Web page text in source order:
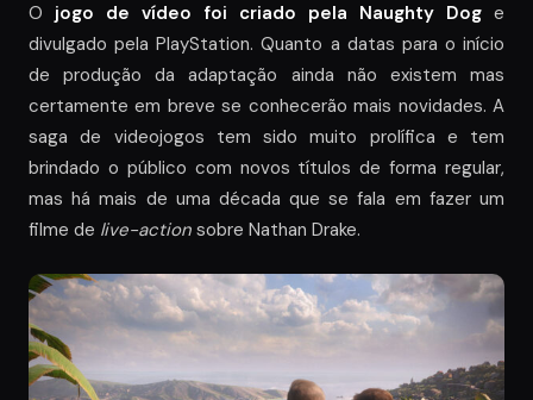
O jogo de vídeo foi criado pela Naughty Dog e
divulgado pela PlayStation. Quanto a datas para o início
de produção da adaptação ainda não existem mas
certamente em breve se conhecerão mais novidades. A
saga de videojogos tem sido muito prolífica e tem
brindado o público com novos títulos de forma regular,
mas há mais de uma década que se fala em fazer um
filme de live-action sobre Nathan Drake.